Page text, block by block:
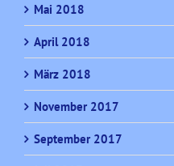
Mai 2018
April 2018
März 2018
November 2017
September 2017